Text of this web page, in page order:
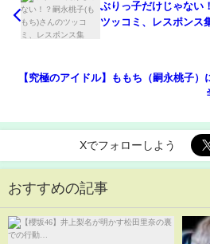
ぶりっ子だけじゃない
ツッコミ、レスポンス
【究極のアイドル】ももち（嗣永桃子）
Xでフォローしよう
おすすめの記事